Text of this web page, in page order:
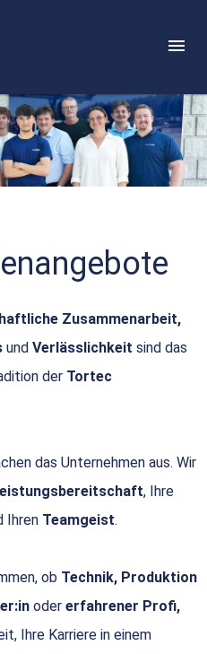
Zusammenarbeit,
und Verlässlichkeit sind das
der Tortec
das Unternehmen aus. Wir
, Ihre
Ihren Teamgeist.
ob Technik, Produktion
oder erfahrener Profi,
Ihre Karriere in einem